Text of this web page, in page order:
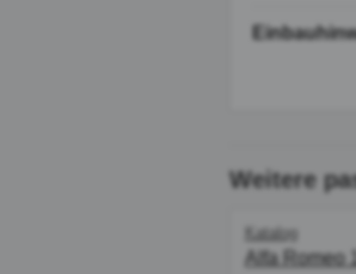
Weitere
Katalog
Alfa Romeo